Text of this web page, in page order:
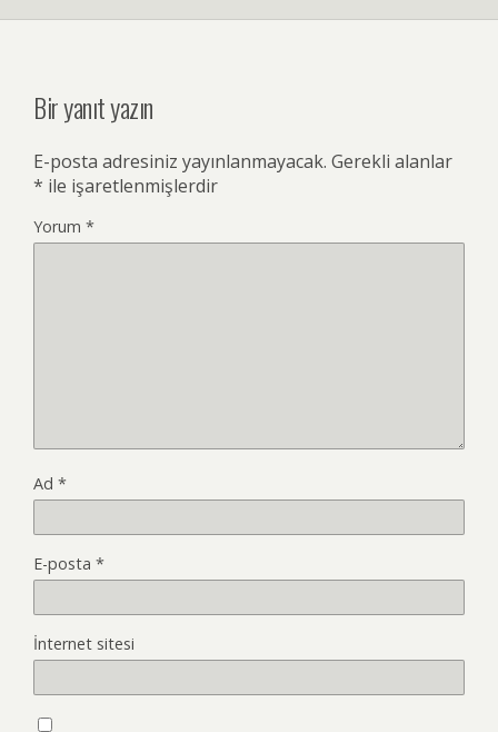
Bir yanıt yazın
E-posta adresiniz yayınlanmayacak. Gerekli alanlar
* ile işaretlenmişlerdir
Yorum *
Ad *
E-posta *
İnternet sitesi